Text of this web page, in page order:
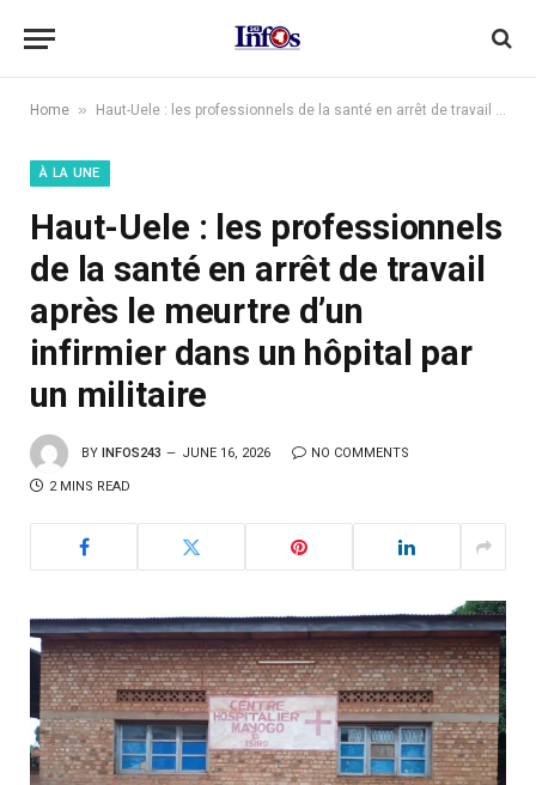
Home » Haut-Uele : les professionnels de la santé en arrêt de travail après le meurtre d’un infirmier dans un hôpital par un militaire
À LA UNE
Haut-Uele : les professionnels
de la santé en arrêt de travail
après le meurtre d’un
infirmier dans un hôpital par
un militaire
BY INFOS243 JUNE 16, 2026 NO COMMENTS
2 MINS READ